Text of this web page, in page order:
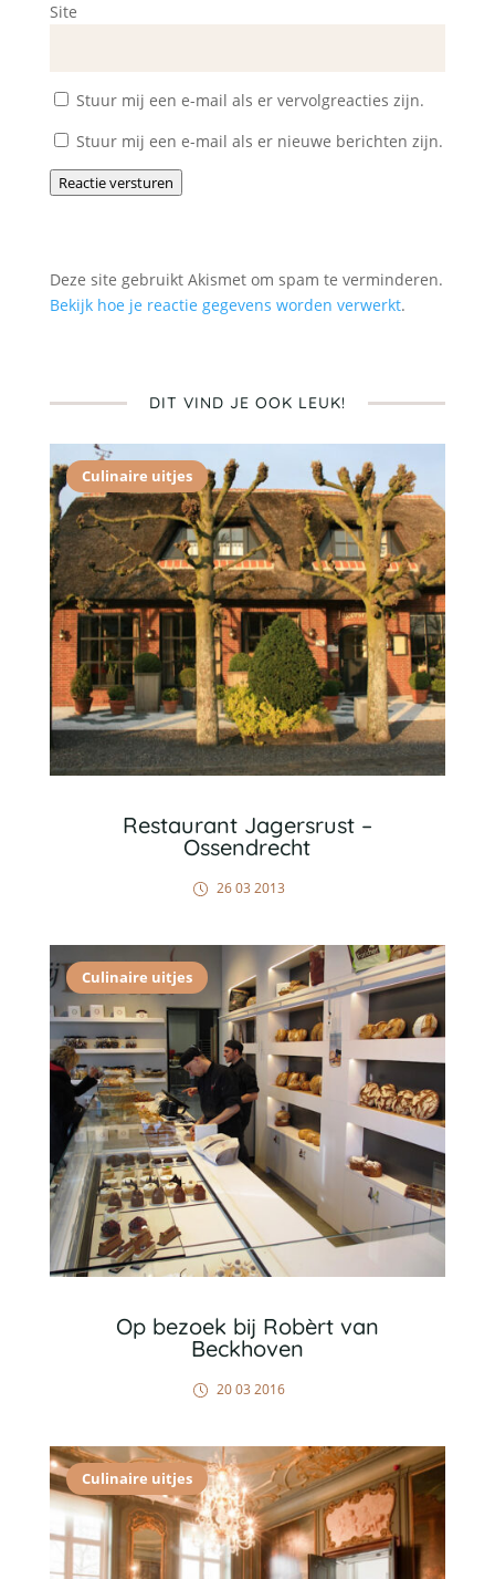
Site
Stuur mij een e-mail als er vervolgreacties zijn.
Stuur mij een e-mail als er nieuwe berichten zijn.
Reactie versturen
Deze site gebruikt Akismet om spam te verminderen.
Bekijk hoe je reactie gegevens worden verwerkt.
DIT VIND JE OOK LEUK!
Culinaire uitjes
Restaurant Jagersrust –
Ossendrecht
26 03 2013
Culinaire uitjes
Op bezoek bij Robèrt van
Beckhoven
20 03 2016
Culinaire uitjes